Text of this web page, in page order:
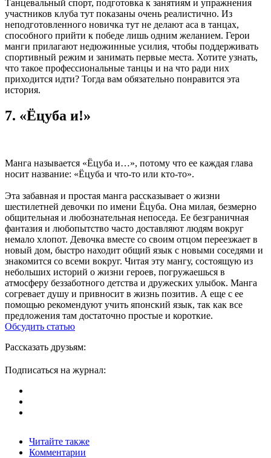
Танцевальный спорт, подготовка к занятиям и упражнения
участников клуба тут показаны очень реалистично. Из
неподготовленного новичка тут не делают аса в танцах,
способного прийти к победе лишь одним желанием. Герои
манги прилагают недюжинные усилия, чтобы поддерживать
спортивный режим и занимать первые места. Хотите узнать,
что такое профессиональные танцы и на что ради них
приходится идти? Тогда вам обязательно понравится эта
история.
7. «Ёцуба и!»
Манга называется «Ёцуба и…», потому что ее каждая глава
носит название: «Ёцуба и что-то или кто-то».
Эта забавная и простая манга рассказывает о жизни
шестилетней девочки по имени Ёцуба. Она милая, безмерно
общительная и любознательная непоседа. Ее безграничная
фантазия и любопытство часто доставляют людям вокруг
немало хлопот. Девочка вместе со своим отцом переезжает в
новый дом, быстро находит общий язык с новыми соседями и
знакомится со всеми вокруг. Читая эту мангу, состоящую из
небольших историй о жизни героев, погружаешься в
атмосферу беззаботного детства и дружеских улыбок. Манга
согревает душу и привносит в жизнь позитив. А еще с ее
помощью рекомендуют учить японский язык, так как все
предложения там достаточно простые и короткие.
Обсудить статью
Рассказать друзьям:
Подписаться на журнал:
Читайте также
Комментарии